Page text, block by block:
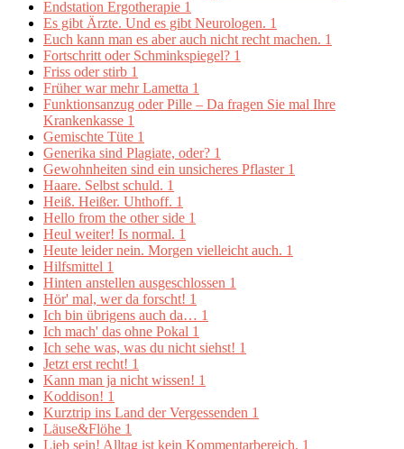
Endstation Ergotherapie 1
Es gibt Ärzte. Und es gibt Neurologen. 1
Euch kann man es aber auch nicht recht machen. 1
Fortschritt oder Schminkspiegel? 1
Friss oder stirb 1
Früher war mehr Lametta 1
Funktionsanzug oder Pille – Da fragen Sie mal Ihre
Krankenkasse 1
Gemischte Tüte 1
Generika sind Plagiate, oder? 1
Gewohnheiten sind ein unsicheres Pflaster 1
Haare. Selbst schuld. 1
Heiß. Heißer. Uhthoff. 1
Hello from the other side 1
Heul weiter! Is normal. 1
Heute leider nein. Morgen vielleicht auch. 1
Hilfsmittel 1
Hinten anstellen ausgeschlossen 1
Hör' mal, wer da forscht! 1
Ich bin übrigens auch da… 1
Ich mach' das ohne Pokal 1
Ich sehe was, was du nicht siehst! 1
Jetzt erst recht! 1
Kann man ja nicht wissen! 1
Koddison! 1
Kurztrip ins Land der Vergessenden 1
Läuse&Flöhe 1
Lieb sein! Alltag ist kein Kommentarbereich. 1